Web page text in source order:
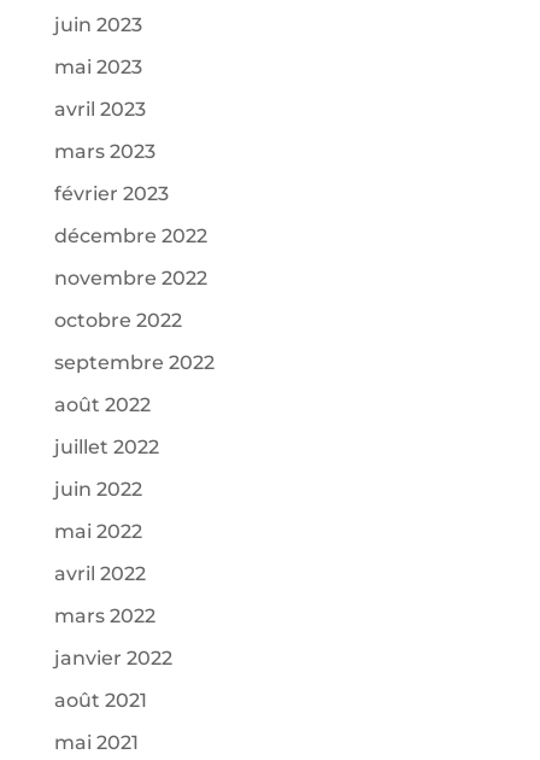
juin 2023
mai 2023
avril 2023
mars 2023
février 2023
décembre 2022
novembre 2022
octobre 2022
septembre 2022
août 2022
juillet 2022
juin 2022
mai 2022
avril 2022
mars 2022
janvier 2022
août 2021
mai 2021